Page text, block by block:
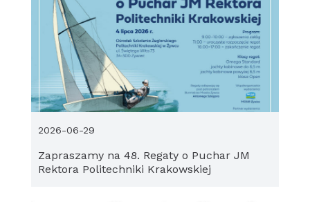
Zapraszamy na 48. Regaty o Puchar JM
Rektora Politechniki Krakowskiej
2026-06-29